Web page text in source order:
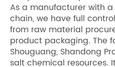
As a manufacturer with
chain, we have full
from raw material
product packaging. The
Shouguang, Shandong
salt chemical resources.